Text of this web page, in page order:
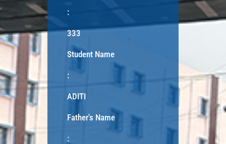
:
333
Student Name
:
ADITI
Father's Name
: